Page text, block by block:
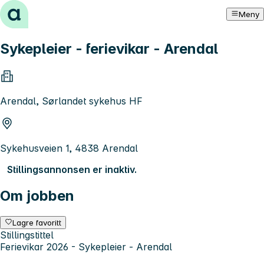
Hopp til innhold Meny
Sykepleier - ferievikar - Arendal
Arendal, Sørlandet sykehus HF
Sykehusveien 1, 4838 Arendal
Stillingsannonsen er inaktiv.
Om jobben
Lagre favoritt
Stillingstittel
Ferievikar 2026 - Sykepleier - Arendal